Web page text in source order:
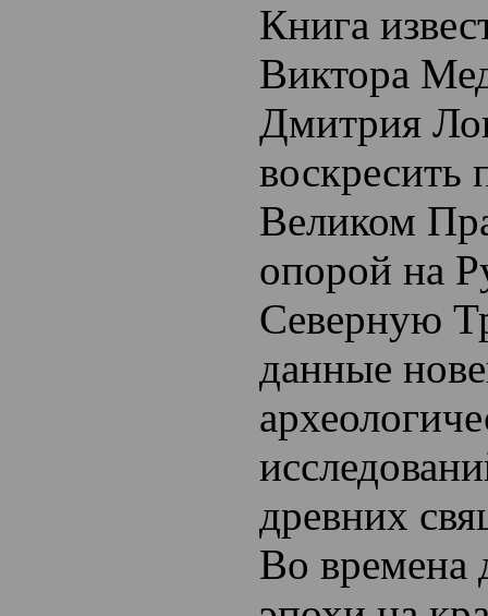
Книга
Виктора
Дмитрия
воскресить
Великом
опорой на
Северную
данные
древних
Во времена